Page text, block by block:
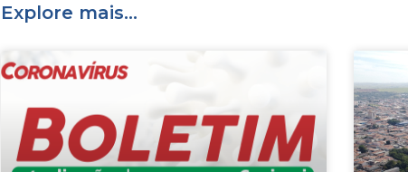
Explore mais...